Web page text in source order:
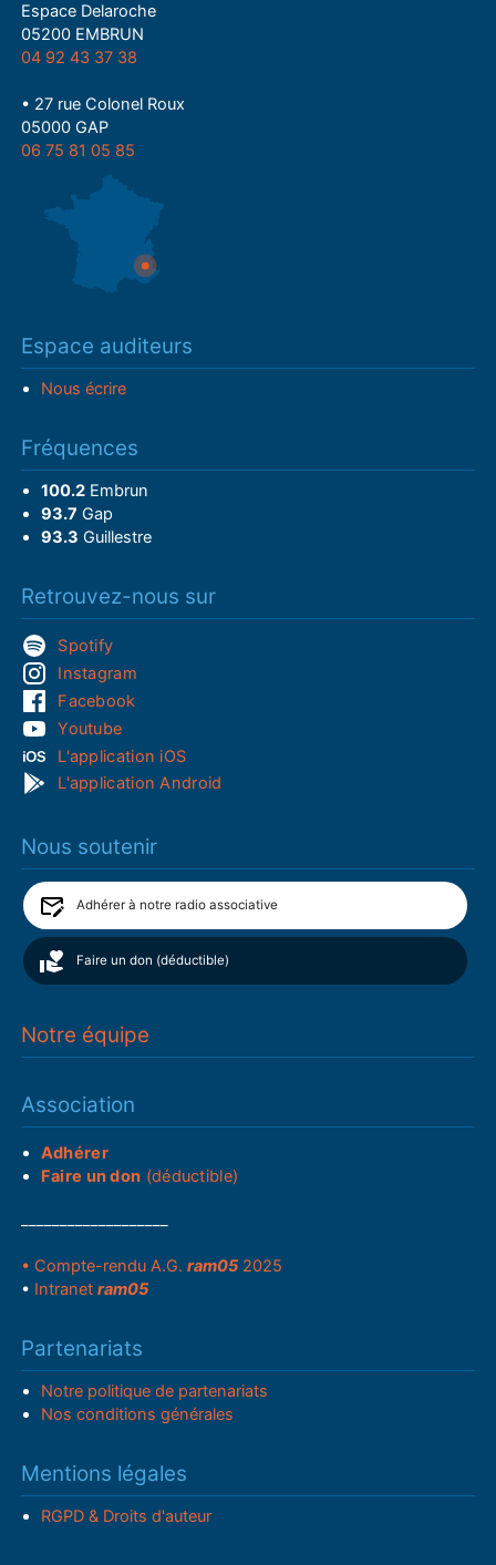
Espace Delaroche
05200 EMBRUN
04 92 43 37 38
• 27 rue Colonel Roux
05000 GAP
06 75 81 05 85
Espace auditeurs
Nous écrire
Fréquences
100.2Embrun
93.7 Gap
93.3 Guillestre
Retrouvez-nous sur
Spotify
Instagram
Facebook
Youtube
L'application iOS
L'application Android
Nous soutenir
Adhérer à notre radio associative
Faire un don (déductible)
Notre équipe
Association
Adhérer
Faire un don (déductible)
• Compte-rendu A.G.ram05 2025
• Intranetram05
Partenariats
Notre politique de partenariats
Nos conditions générales
Mentions légales
RGPD & Droits d'auteur